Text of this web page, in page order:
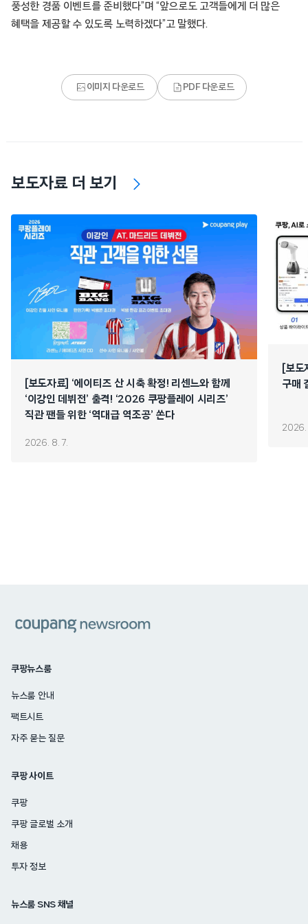
풍성한 경품 이벤트를 준비했다”며 “앞으로도 고객들에게 더 많은
혜택을 제공할 수 있도록 노력하겠다”고 말했다.
이미지 다운로드 PDF 다운로드
보도자료 더 보기
[보도자료] ‘에이티즈 산 시축 확정! 리센느와 함께
‘이강인 데뷔전’ 출격! ‘2026 쿠팡플레이 시리즈’
직관 팬들 위한 ‘역대급 역조공’ 쏜다
2026. 8. 7.
[보
구매
2026.
쿠팡뉴스룸
뉴스룸 안내
팩트시트
자주 묻는 질문
쿠팡 사이트
쿠팡
쿠팡 글로벌 소개
채용
투자 정보
뉴스룸 SNS 채널